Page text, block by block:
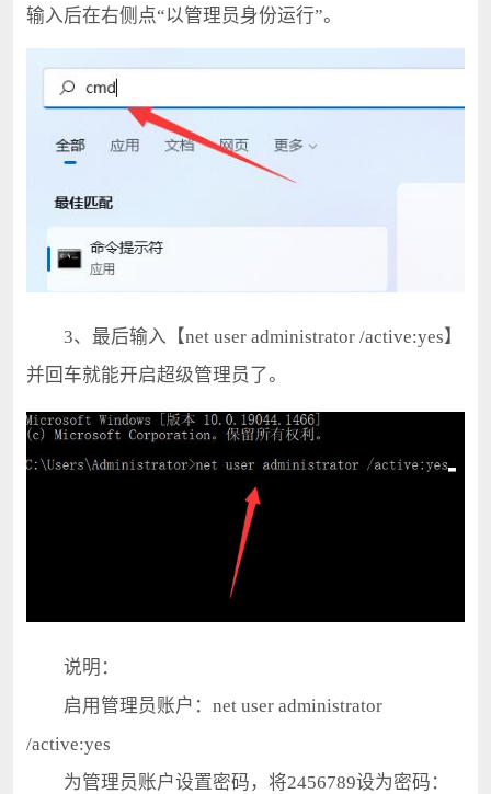
输入后在右侧点“以管理员身份运行”。
3、最后输入【net user administrator /active:yes】
并回车就能开启超级管理员了。
说明：
启用管理员账户：net user administrator
/active:yes
为管理员账户设置密码，将2456789设为密码：